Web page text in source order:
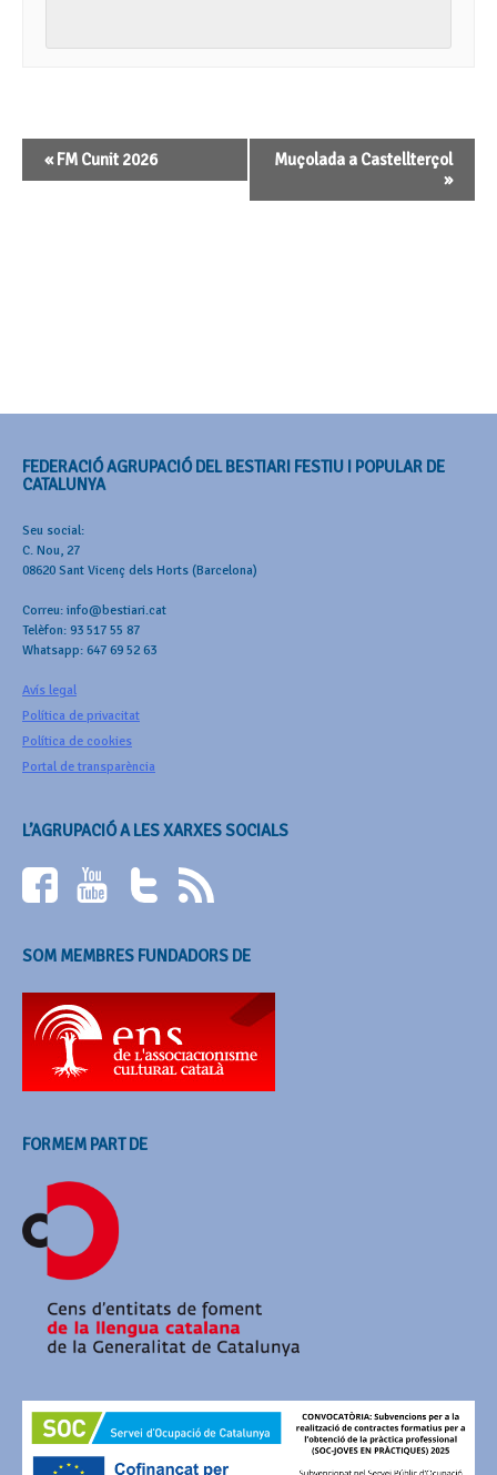
Navegació
d'Esdeveniment
«FM Cunit 2026
Muçolada a Castellterçol
»
FEDERACIÓ AGRUPACIÓ DEL BESTIARI FESTIU I POPULAR DE
CATALUNYA
Seu social:
C. Nou, 27
08620 Sant Vicenç dels Horts (Barcelona)
Correu: info@bestiari.cat
Telèfon: 93 517 55 87
Whatsapp: 647 69 52 63
Avís legal
Política de privacitat
Política de cookies
Portal de transparència
L’AGRUPACIÓ A LES XARXES SOCIALS
SOM MEMBRES FUNDADORS DE
FORMEM PART DE